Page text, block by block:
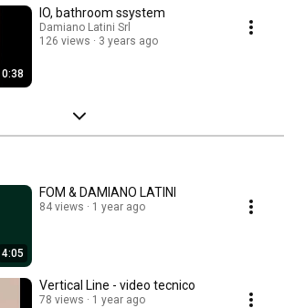
0:38
IO, bathroom ssystem
Damiano Latini Srl
126 views
3 years ago
4:05
FOM & DAMIANO LATINI
84 views 1 year ago
Vertical Line - video tecnico
78 views 1 year ago